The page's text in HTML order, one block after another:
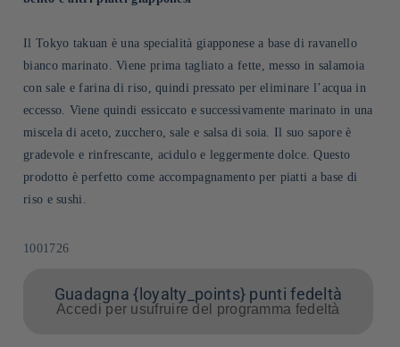
Il Tokyo takuan è una specialità giapponese a base di ravanello
bianco marinato. Viene prima tagliato a fette, messo in salamoia
con sale e farina di riso, quindi pressato per eliminare l’acqua in
eccesso. Viene quindi essiccato e successivamente marinato in una
miscela di aceto, zucchero, sale e salsa di soia. Il suo sapore è
gradevole e rinfrescante, acidulo e leggermente dolce. Questo
prodotto è perfetto come accompagnamento per piatti a base di
riso e sushi.
SKU:
1001726
Guadagna {loyalty_points} punti fedeltà
Accedi per usufruire del programma fedeltà